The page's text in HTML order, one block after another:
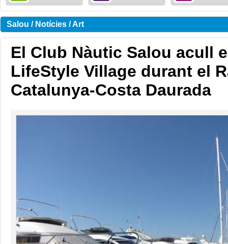
Salou / Notícies / Art
El Club Nàutic Salou acull
LifeStyle Village durant el
Catalunya-Costa Daurada